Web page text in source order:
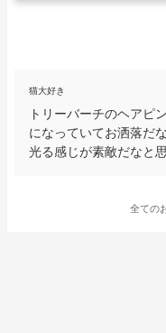
猫大好き
トリーバーチのヘアピ
になっていてお洒落だ
光る感じが素敵だなと
全ての